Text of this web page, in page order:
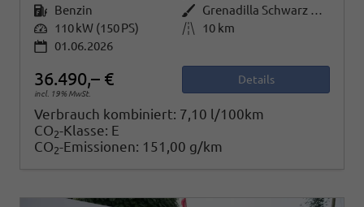
Kraftstoff Benzin Außenfarbe
Grenadilla Schwarz Metallic
Leistung 110 kW (150 PS) Kilometerstand
10 km
01.06.2026
36.490,– €
incl. 19% MwSt.
Details
Verbrauch kombiniert: 7,10 l/100km
CO2-Klasse: E
CO2-Emissionen: 151,00 g/km